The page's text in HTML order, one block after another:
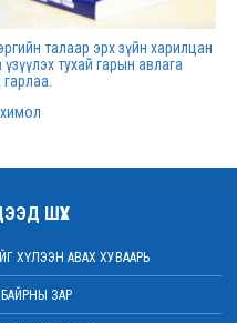
сарын 16
энд
талаар эрх зүйн харилцан
тухай гарын авлага
ШҮҮХ
ХҮЛЭЭН АВАХ ХУВААРЬ
ЗАР